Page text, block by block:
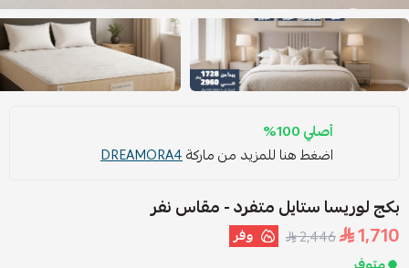
أصلي 100%
اضغط هنا للمزيد من ماركةDREAMORA4
بكج لوريسا ستايل متفرد - مقاس نفر
1,710
2,446 وفر